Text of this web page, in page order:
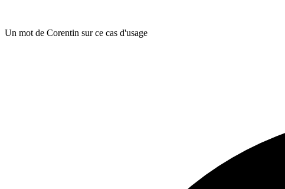
Un mot de Corentin sur ce cas d'usage